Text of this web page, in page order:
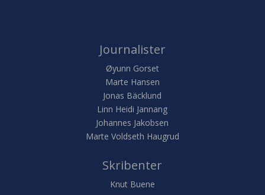
Journalister
Øyunn Gorset
Marte Hansen
Jonas Bäcklund
Linn Heidi Jannang
Johannes Jakobsen
Marte Voldseth Haugrud
Skribenter
Knut Buene